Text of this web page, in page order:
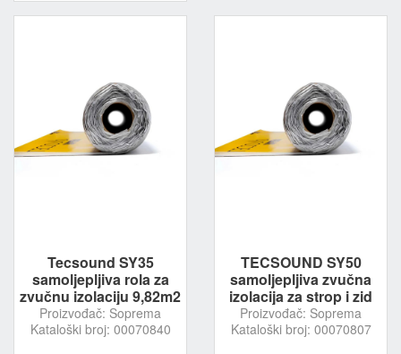
Tecsound SY35
samoljepljiva rola za
zvučnu izolaciju 9,82m2
Proizvođač: Soprema
Kataloški broj: 00070840
TECSOUND SY50
samoljepljiva zvučna
izolacija za strop i zid
Proizvođač: Soprema
Kataloški broj: 00070807